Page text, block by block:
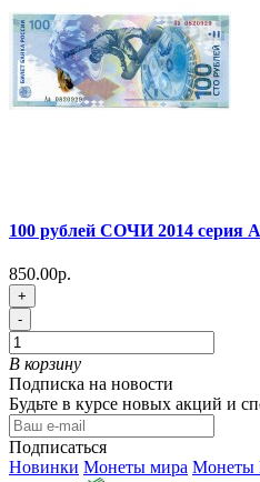
100 рублей СОЧИ 2014 серия
850.00р.
+
-
В корзину
Подписка на новости
Будьте в курсе новых акций и
Подписаться
Новинки Монеты мира Монеты